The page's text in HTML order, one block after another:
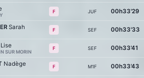
F JUF 00h33'29
Sarah F SEF 00h33'33
Lise
SUR MORIN
F SEF 00h33'41
Nadège F M1F 00h33'43